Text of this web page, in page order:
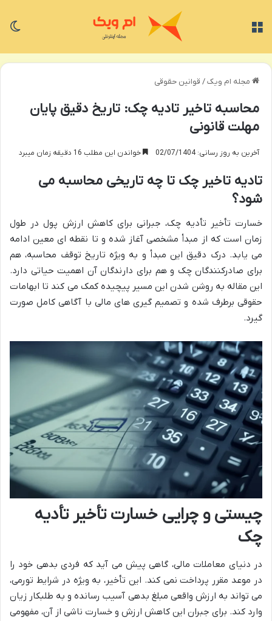
مجله ام ویک/ قوانین حقوقی
محاسبه تاخیر تادیه چک: تاریخ دقیق پایان
مهلت قانونی
آخرین به روز رسانی: 02/07/1404 خواندن این مطلب 16 دقیقه زمان میبرد
تادیه تاخیر چک تا چه تاریخی محاسبه می
شود؟
خسارت تأخیر تأدیه چک، جبرانی برای کاهش ارزش پول در طول
زمان است که از مبدأ مشخصی آغاز شده و تا نقطه ای معین ادامه
می یابد. درک دقیق این مبدأ و به ویژه تاریخ توقف محاسبه، هم
برای صادرکنندگان چک و هم برای دارندگان آن اهمیت حیاتی دارد.
این مقاله به روشن شدن این مسیر پیچیده کمک می کند تا ابهامات
حقوقی برطرف شده و تصمیم گیری های مالی با آگاهی کامل صورت
گیرد.
چیستی و چرایی خسارت تأخیر تأدیه
چک
در دنیای معاملات مالی، گاهی پیش می آید که فردی بدهی خود را
در موعد مقرر پرداخت نمی کند. این تأخیر، به ویژه در شرایط تورمی،
می تواند به ارزش واقعی مبلغ بدهی آسیب رسانده و به طلبکار زیان
وارد کند. برای جبران این کاهش ارزش و خسارت ناشی از آن، مفهومی